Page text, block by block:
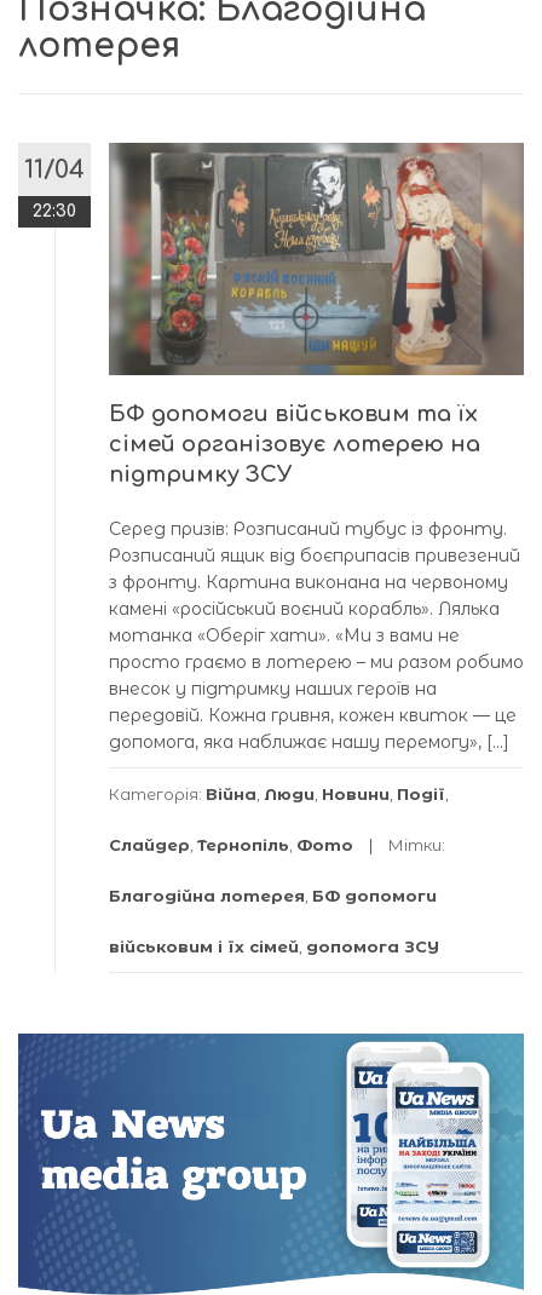
Позначка: Благодійна
лотерея
11/04
22:30
БФ допомоги військовим та їх
сімей організовує лотерею на
підтримку ЗСУ
Серед призів: Розписаний тубус із фронту.
Розписаний ящик від боєприпасів привезений
з фронту. Картина виконана на червоному
камені «російський воєний корабль». Лялька
мотанка «Оберіг хати». «Ми з вами не
просто граємо в лотерею – ми разом робимо
внесок у підтримку наших героїв на
передовій. Кожна гривня, кожен квиток — це
допомога, яка наближає нашу перемогу», […]
Категорія: Війна Люди Новини Події
Слайдер Тернопіль Фото Мітки:
Благодійна лотерея БФ допомоги
військовим і їх сімей допомога ЗСУ